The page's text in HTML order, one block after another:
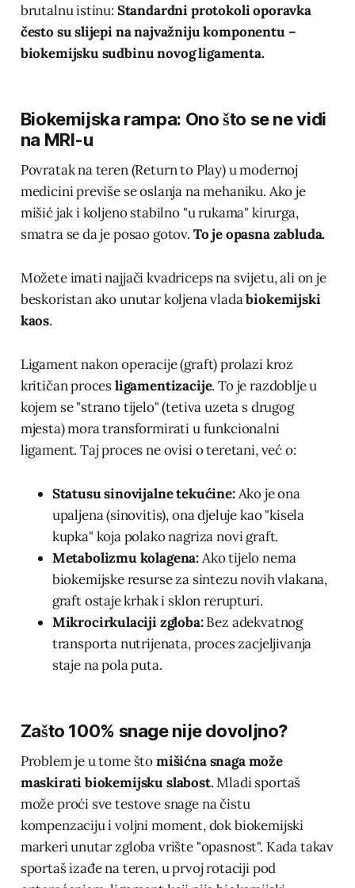
brutalnu istinu: Standardni protokoli oporavka
često su slijepi na najvažniju komponentu –
biokemijsku sudbinu novog ligamenta.
Biokemijska rampa: Ono što se ne vidi
na MRI-u
Povratak na teren (Return to Play) u modernoj
medicini previše se oslanja na mehaniku. Ako je
mišić jak i koljeno stabilno "u rukama" kirurga,
smatra se da je posao gotov. To je opasna zabluda.
Možete imati najjači kvadriceps na svijetu, ali on je
beskoristan ako unutar koljena vladabiokemijski
kaos.
Ligament nakon operacije (graft) prolazi kroz
kritičan procesligamentizacije. To je razdoblje u
kojem se "strano tijelo" (tetiva uzeta s drugog
mjesta) mora transformirati u funkcionalni
ligament. Taj proces ne ovisi o teretani, već o:
Statusu sinovijalne tekućine:Ako je ona
upaljena (sinovitis), ona djeluje kao "kisela
kupka" koja polako nagriza novi graft.
Metabolizmu kolagena:Ako tijelo nema
biokemijske resurse za sintezu novih vlakana,
graft ostaje krhak i sklon rerupturi.
Mikrocirkulaciji zgloba:Bez adekvatnog
transporta nutrijenata, proces zacjeljivanja
staje na pola puta.
Zašto 100% snage nije dovoljno?
Problem je u tome štomišićna snaga može
maskirati biokemijsku slabost. Mladi sportaš
može proći sve testove snage na čistu
kompenzaciju i voljni moment, dok biokemijski
markeri unutar zgloba vrište "opasnost". Kada takav
sportaš izađe na teren, u prvoj rotaciji pod